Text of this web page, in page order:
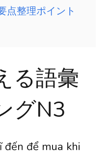
点整理ポイント
る語彙
グN3
đến để mua khi